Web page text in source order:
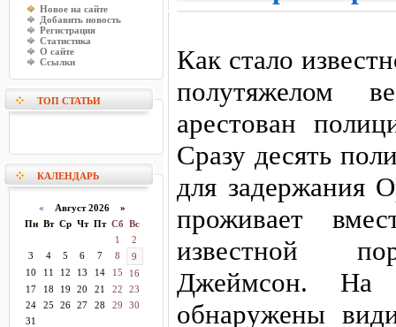
Новое на сайте
Добавить новость
Регистрация
Статистика
О сайте
Ссылки
ТОП СТАТЬИ
КАЛЕНДАРЬ
« Август 2026 »
Пн Вт Ср Чт Пт Сб Вс
1
2
3
4 5 6 7 8
9
10
11 12 13 14 15
16
17
18 19 20 21 22
23
24
25 26 27 28 29
30
31
Как стало
полутяжелом
арестован
Сразу десять
для задержания
проживает
известной
Джеймсон. На
обнаружены